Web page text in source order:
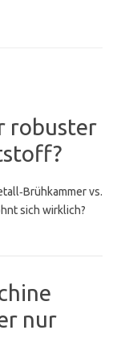
robuster
vs.
sich wirklich?
nur